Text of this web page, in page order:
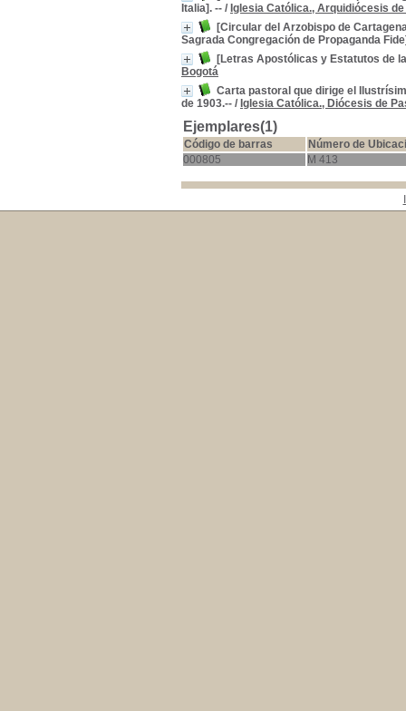
Italia]. -- / Iglesia Católica., Arquidiócesis
[Circular del Arzobispo de
Sagrada Congregación de Propaganda
[Letras Apostólicas y Estatutos de
Bogotá
Carta pastoral que dirige el
de 1903.-- / Iglesia Católica., Diócesis de
Ejemplares(1)
Código de barras
Número de
000805
M 413